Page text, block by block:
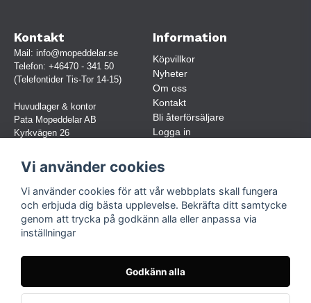
Kontakt
Mail: info@mopeddelar.se
Telefon: +46470 - 341 50
(Telefontider Tis-Tor 14-15)
Huvudlager & kontor
Pata Mopeddelar AB
Kyrkvägen 26
(OBS. Endast förbokade besök)
Org.nr:
559030-5248
Jur. namn: Pata Mopeddelar AB
Information
Köpvillkor
Nyheter
Om oss
Kontakt
Bli återförsäljare
Logga in
Följ oss
TikTok
Vi använder cookies
Vi använder cookies för att vår webbplats skall fungera
och erbjuda dig bästa upplevelse. Bekräfta ditt samtycke
genom att trycka på godkänn alla eller anpassa via
inställningar
Godkänn alla